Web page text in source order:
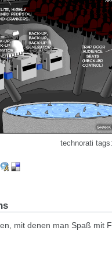
technorati
mit denen man Spaß mit